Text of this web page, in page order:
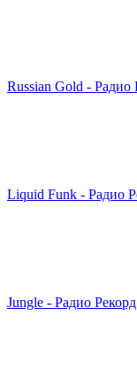
Russian Gold - Радио
Liquid Funk - Радио
Jungle - Радио Рекорд